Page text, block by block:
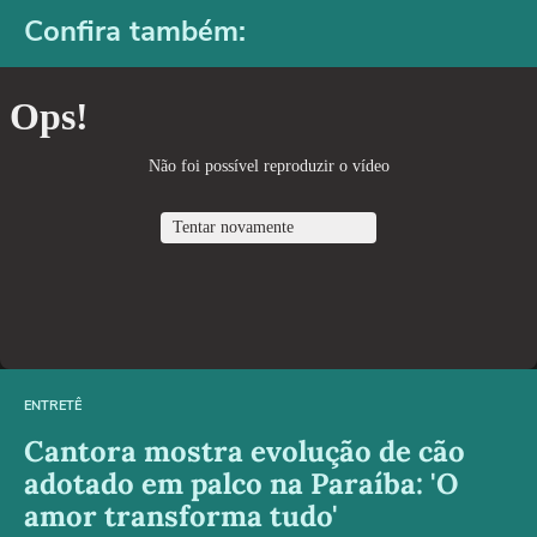
Confira também:
ENTRETÊ
Cantora mostra evolução de cão
adotado em palco na Paraíba: 'O
amor transforma tudo'